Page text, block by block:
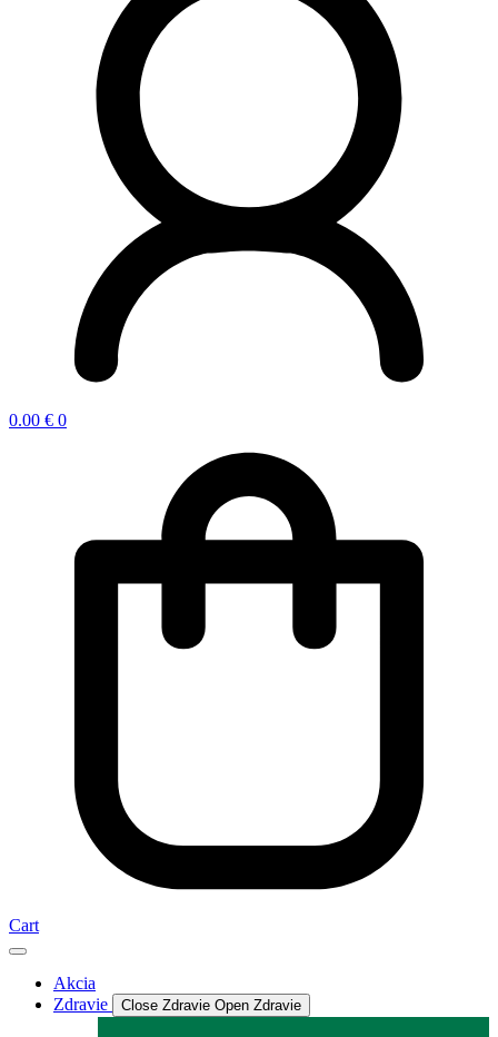
0.00 € 0
Cart
Akcia
Zdravie
Close Zdravie Open Zdravie